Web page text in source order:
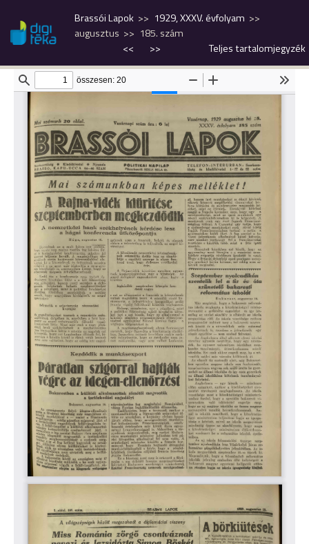
Brassói Lapok
1929, XXXV. évfolyam
augusztus
185. szám
<<
>> Teljes tartalomjegyzék